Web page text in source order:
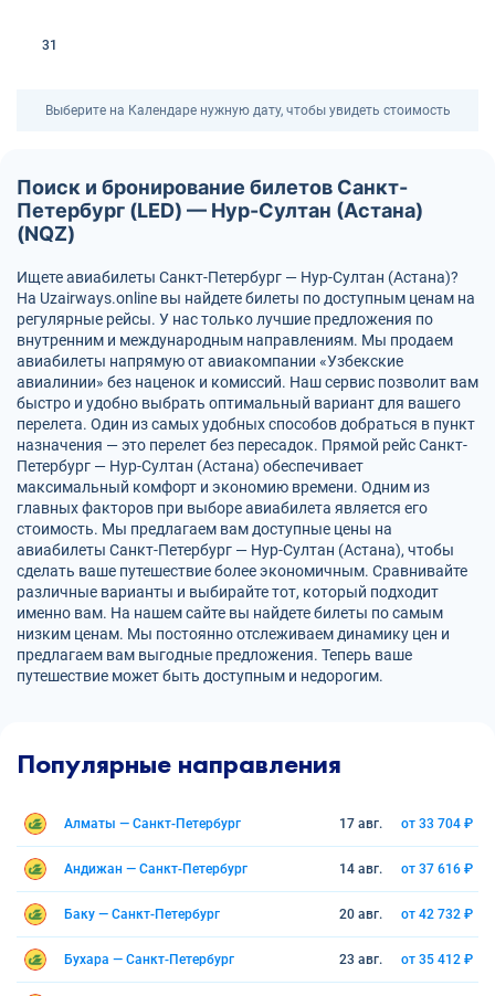
31
Выберите на Календаре нужную дату, чтобы увидеть стоимость
Поиск и бронирование билетов Санкт-
Петербург (LED) — Нур-Султан (Астана)
(NQZ)
Ищете авиабилеты Санкт-Петербург — Нур-Султан (Астана)?
На Uzairways.online вы найдете билеты по доступным ценам на
регулярные рейсы. У нас только лучшие предложения по
внутренним и международным направлениям. Мы продаем
авиабилеты напрямую от авиакомпании «Узбекские
авиалинии» без наценок и комиссий. Наш сервис позволит вам
быстро и удобно выбрать оптимальный вариант для вашего
перелета. Один из самых удобных способов добраться в пункт
назначения — это перелет без пересадок. Прямой рейс Санкт-
Петербург — Нур-Султан (Астана) обеспечивает
максимальный комфорт и экономию времени. Одним из
главных факторов при выборе авиабилета является его
стоимость. Мы предлагаем вам доступные цены на
авиабилеты Санкт-Петербург — Нур-Султан (Астана), чтобы
сделать ваше путешествие более экономичным. Сравнивайте
различные варианты и выбирайте тот, который подходит
именно вам. На нашем сайте вы найдете билеты по самым
низким ценам. Мы постоянно отслеживаем динамику цен и
предлагаем вам выгодные предложения. Теперь ваше
путешествие может быть доступным и недорогим.
Популярные направления
Алматы — Санкт-Петербург 17 авг. от 33 704 ₽
Андижан — Санкт-Петербург 14 авг. от 37 616 ₽
Баку — Санкт-Петербург 20 авг. от 42 732 ₽
Бухара — Санкт-Петербург 23 авг. от 35 412 ₽